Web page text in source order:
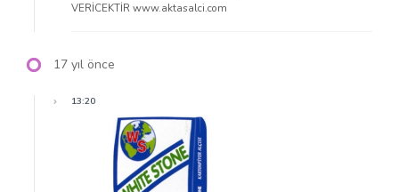
VERİCEKTİR www.aktasalci.com
17 yıl önce
13:20